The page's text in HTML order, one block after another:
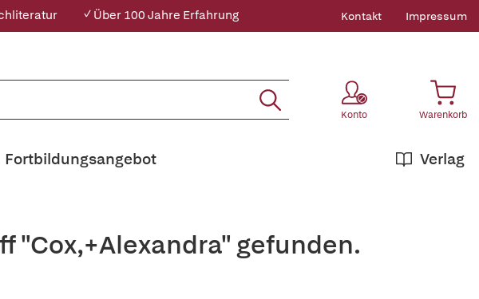
✓ Über 100 Jahre Erfahrung Kontakt Impressum
Konto Warenkorb
Verlag
Fortbildungsangebot
"Cox,+Alexandra" gefunden.